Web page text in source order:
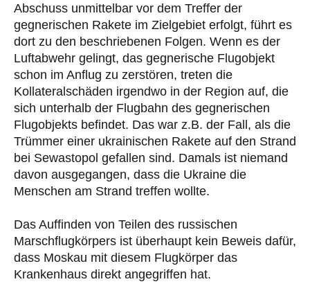
Abschuss unmittelbar vor dem Treffer der
gegnerischen Rakete im Zielgebiet erfolgt, führt es
dort zu den beschriebenen Folgen. Wenn es der
Luftabwehr gelingt, das gegnerische Flugobjekt
schon im Anflug zu zerstören, treten die
Kollateralschäden irgendwo in der Region auf, die
sich unterhalb der Flugbahn des gegnerischen
Flugobjekts befindet. Das war z.B. der Fall, als die
Trümmer einer ukrainischen Rakete auf den Strand
bei Sewastopol gefallen sind. Damals ist niemand
davon ausgegangen, dass die Ukraine die
Menschen am Strand treffen wollte.
Das Auffinden von Teilen des russischen
Marschflugkörpers ist überhaupt kein Beweis dafür,
dass Moskau mit diesem Flugkörper das
Krankenhaus direkt angegriffen hat.